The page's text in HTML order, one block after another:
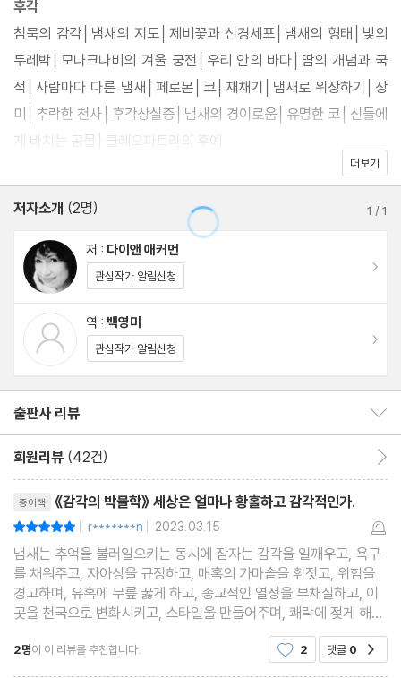
반열에 오른 일급 저자”(재레드 다이아몬드)라는 극찬을 받은 작가
인간과 자연, 우주의 조화를 ‘감각’이라는 프리즘으로 조망한 『감각
의 박물학』은 다이앤 애커먼의 대표작으로 출간 즉시 커다란 반향을
불러일으켰으며, 국내외 유수 언론사와 명사들로부터 “매우 재미있
고, 매우 신랄하다. 인간 감각을 시적 표현으로 풀어내고 있다”([샌
프란시스코 크로니클]), “감각을 받아들이는 가장 풍요로운 세계로
독자들을 이끈다”([뉴욕타임스]), “예술과 민속학, 생리학에서 물리
학에 이르는 ‘감각의 지식’을 쏟아 박물학이라는 제목에 무색함이 없
다”([동아일보]), “감각의 향연 속에서 우리는 쾌락의 기쁨, 활기, 생
명력, 심미적 열정, 낙관주의를 얻는다”(장석주, [주간경향])는 찬사
와 함께 독보적인 고전으로 자리 잡았다.
가지 감각의 기원과 진화과정을 탐구하고, 감각이 문화에 따라 얼마
나 다르며 역사적으로 얼마나 유사한지를 살펴보는 책이다. 또한 감
각과 관련된 관습과 행동양식 및 그것을 표현하는 언어에는 어떠한
것이 있는지를 하나하나 짚어가면서, 생명체의 다양한 면면과 궁극
적으로는 인간 삶의 의미를 되새겨본다. 풍부한 지식에 섬세한 감성
을 더한 글쓰기로 유명한 다이앤 애커먼은 후각과 촉각, 미각, 청각,
시각, 공감각까지, 감각이 만들어지고 성장하고 변화하여 소멸하는
그 모든 과정을 한 편의 시처럼 풀어내고, 다양한 역사적, 과학적 사
례는 물론 사적인 경험을 곁들여 세상과 인간을 잇는 연결고리인 감
각에 대해 이야기한다. 조세핀 왕비의 트레이드마크인 제비꽃 향, 결
후각
침묵의 감각│냄새의 지도│제비꽃과 신경세포│냄새의 형태│빛의
두레박│모나크나비의 겨울 궁전│우리 안의 바다│땀의 개념과 국
적│사람마다 다른 냄새│페로몬│코│재채기│냄새로 위장하기│장
미│추락한 천사│후각상실증│냄새의 경이로움│유명한 코│신들에
게 바치는 공물│클레오파트라의 후예
감각하는 공기 방울│촉각과 관련된 말│최초의 접촉│촉각이란 무
엇인가│암호의 송신자│털│내부 환경│피부에는 눈이 있다│촉각
의 집에서의 모험│동물│문신│고통│통증을 진정시키기│고통의
미각
소│미뢰│궁국의 만찬│무시무시한 음식│열망하는 가슴│초콜릿의
신경약리학│바닐라 예찬│송로의 진실│생강과 약초│땅에 구멍을
파고 사슴 수프 끓이는 법, 혹은 우주에서의 식사│스릴을 주는 음식
청각
귀 기울이는 가슴│유령과 커튼│달콤한 웃음의 재규어│소음│가청
범위, 소리의 힘│들리지 않는다는 것│동물│흘러다니는 모래와 고
래의 노래│바이올린은 기억한다│음악과 감정│음악은 언어인가│
몇 가지 실험│소리 속의 성당│대지의 소리
더보기
저자소개 (2명) 1 /1
저 : 다이앤 애커먼
관심작가 알림신청
역 : 백영미
관심작가 알림신청
출판사 리뷰
회원리뷰 (42건)
종이책 《감각의 박물학》 세상은 얼마나 황홀하고 감각적인가.
| r*******n | 2023.03.15
냄새는 추억을 불러일으키는 동시에 잠자는 감각을 일깨우고, 욕구
를 채워주고, 자아상을 규정하고, 매혹의 가마솥을 휘젓고, 위험을
경고하며, 유혹에 무릎 꿇게 하고, 종교적인 열정을 부채질하고, 이
곳을 천국으로 변화시키고, 스타일을 만들어주며, 쾌락에 젖게 해준
다. 그러나 세월이 흐르면서 냄새는 가장 필요가 적은 감각, 즉 헬렌
켈러가 극적으로 표현한 대로 "추락한
2명이 이 리뷰를 추천합니다. 2 댓글 0